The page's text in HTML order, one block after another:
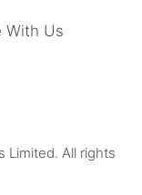
With Us
Limited. All rights